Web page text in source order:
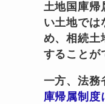
土地国庫帰
い土地では
め、相続土
することが
一方、法務
庫帰属制